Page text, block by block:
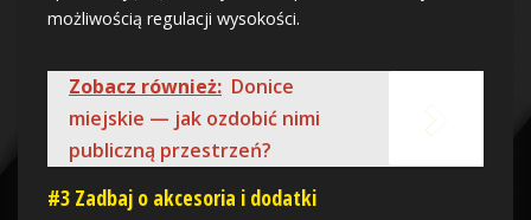
możliwością regulacji wysokości.
Zobacz również: Donice
miejskie — jak ozdobić nimi
publiczną przestrzeń?
#3 Zadbaj o akcesoria i dodatki